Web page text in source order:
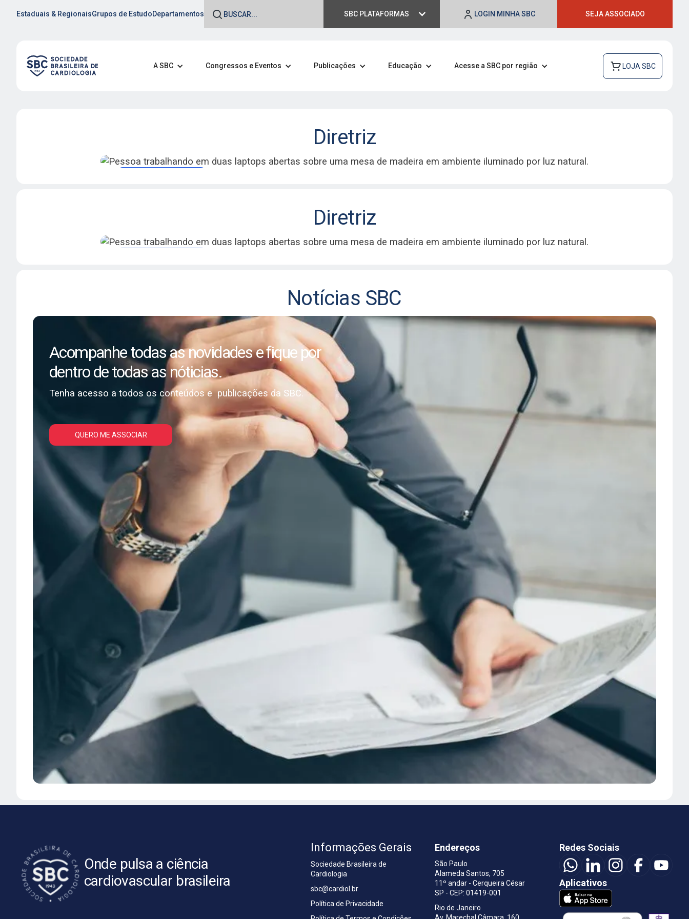
Estaduais & RegionaisGrupos de EstudoDepartamentos SBC PLATAFORMAS LOGIN MINHA SBC SEJA ASSOCIADO
A SBC Congressos e Eventos Publicações Educação Acesse a SBC por região LOJA SBC
Diretriz
científicos atualizados e conteúdo de alta qualidade
Diretriz
científicos atualizados e conteúdo de alta qualidade
para profissionais da cardiologia.
Notícias SBC
Acompanhe todas as novidades e fique por
dentro de todas as nóticias.
Tenha acesso a todos os conteúdos e publicações da SBC.
QUERO ME ASSOCIAR
Onde pulsa a ciência
cardiovascular brasileira
Informações Gerais
Sociedade Brasileira de
Cardiologia
sbc@cardiol.br
Política de Privacidade
Endereços
São Paulo
Alameda Santos, 705
11º andar - Cerqueira César
SP - CEP: 01419-001
Rio de Janeiro
Redes Sociais
Aplicativos